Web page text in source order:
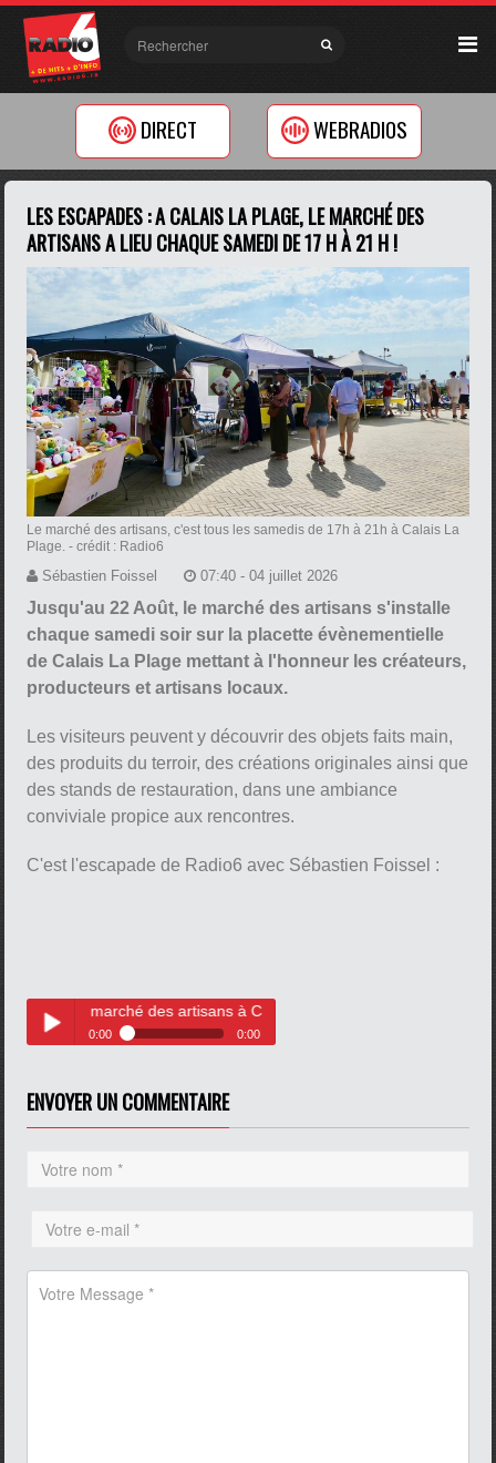
DIRECT WEBRADIOS
LES ESCAPADES : A CALAIS LA PLAGE, LE MARCHÉ DES
ARTISANS A LIEU CHAQUE SAMEDI DE 17 H À 21 H !
Le marché des artisans, c'est tous les samedis de 17h à 21h à Calais La
Plage. - crédit : Radio6
Sébastien Foissel 07:40 - 04 juillet 2026
Jusqu'au 22 Août, le marché des artisans s'installe
chaque samedi soir sur la placette évènementielle
de Calais La Plage mettant à l'honneur les créateurs,
producteurs et artisans locaux.
Les visiteurs peuvent y découvrir des objets faits main,
des produits du terroir, des créations originales ainsi que
des stands de restauration, dans une ambiance
conviviale propice aux rencontres.
C'est l'escapade de Radio6 avec Sébastien Foissel :
marché des artisans à Calais
0:00 0:00
ENVOYER UN COMMENTAIRE